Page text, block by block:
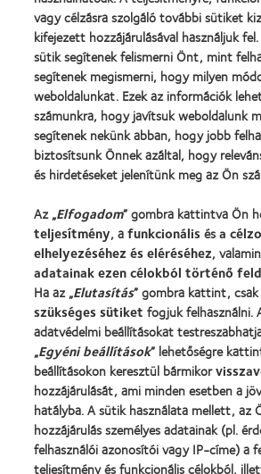
Kontaktlencse-technológia
Kontaktlencsék és a látás
Új viselő
Tapasztalt viselő
Blog
Karrierlehetőségek a
Hírközpont
Kapcsolat
Jogi információk
Adatvédelmi szabályzat
Cookie szabályzat
Hozzászólásokkal kapcsolatos
Illesztői oldal
vagy célzásra szolgáló további sütiket
kifejezett hozzájárulásával használjuk
sütik segítenek felismerni Önt, mint
segítenek megismerni, hogy milyen
weboldalunkat. Ezek az információk
számunkra, hogy javítsuk weboldalunk
segítenek nekünk abban, hogy jobb
biztosítsunk Önnek azáltal, hogy
és hirdetéseket jelenítünk meg az Ön
Az „Elfogadom” gombra kattintva Ön
teljesítmény, afunkcionálisésa
elhelyezéséhez és eléréséhez,
adatainak ezen célokból történő
Ha az „Elutasítás” gombra kattint,
szükséges sütiket fogjuk felhasználni.
adatvédelmi beállításokat
„Egyéni beállítások” lehetőségre
beállításokon keresztül bármikor
hozzájárulását, ami minden esetben a
hatályba. A sütik használata mellett, az
hozzájárulás személyes adatainak (pl.
felhasználói azonosítói vagy IP-címe) a
teljesítmény és funkcionális célokból,